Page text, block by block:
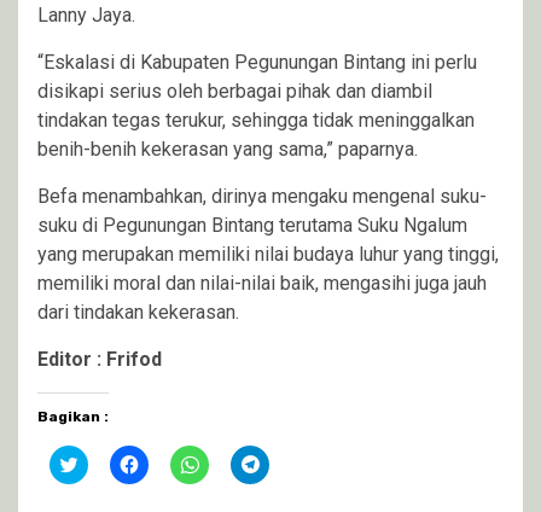
Lanny Jaya.
“Eskalasi di Kabupaten Pegunungan Bintang ini perlu
disikapi serius oleh berbagai pihak dan diambil
tindakan tegas terukur, sehingga tidak meninggalkan
benih-benih kekerasan yang sama,” paparnya.
Befa menambahkan, dirinya mengaku mengenal suku-
suku di Pegunungan Bintang terutama Suku Ngalum
yang merupakan memiliki nilai budaya luhur yang tinggi,
memiliki moral dan nilai-nilai baik, mengasihi juga jauh
dari tindakan kekerasan.
Editor : Frifod
Bagikan :
Klik
untuk
Klik
untuk
Klik
untuk
Klik
untuk